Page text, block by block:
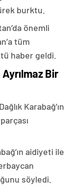
burktu.
önemli
tüm
haber geldi.
Ayrılmaz Bir
Karabağ’ın
aidiyeti ile
söyledi.